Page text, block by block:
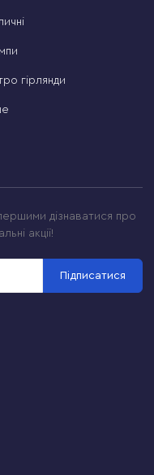
гірлянди
дізнаватися про
акції!
Підписатися